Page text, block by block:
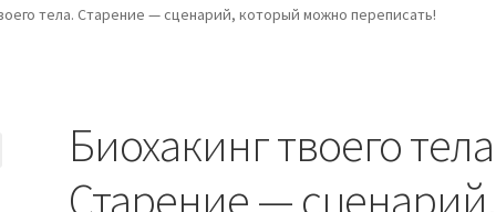
тела. Старение — сценарий, который можно переписать!
Биохакинг твоего
Старение — сценарий,